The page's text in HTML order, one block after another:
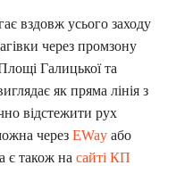
вздовж усього заходу
через промзону
Галицької та
як пряма лінія з
відстежити рух
через EWay або
є також на сайті КП